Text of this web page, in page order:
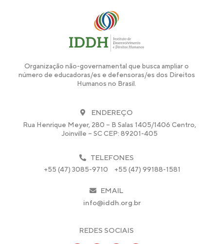
Organização não-governamental que busca ampliar o
número de educadoras/es e defensoras/es dos Direitos
Humanos no Brasil.
ENDEREÇO
Rua Henrique Meyer, 280 – B Salas 1405/1406 Centro,
Joinville – SC CEP: 89201-405
TELEFONES
+55 (47) 3085-9710 +55 (47) 99188-1581
EMAIL
info@iddh.org.br
REDES SOCIAIS